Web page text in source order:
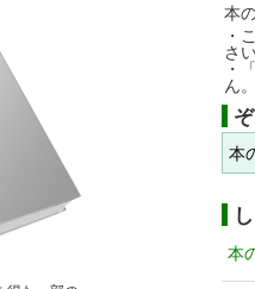
本
・
さ
・
ん
本
本